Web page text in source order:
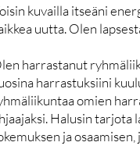
kuvailla itseäni
uutta. Olen
harrastanut
harrastuksiini
omien
Halusin tarjota
ja